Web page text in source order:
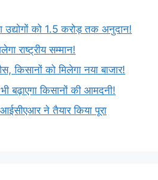
उद्योगों को 1.5 करोड़ तक अनुदान!
राष्ट्रीय सम्मान!
किसानों को मिलेगा नया बाजार!
बढ़ाएगा किसानों की आमदनी!
आईसीएआर ने तैयार किया पूरा